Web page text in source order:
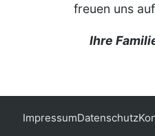
freuen uns
Ihre
ImpressumDatenschutz